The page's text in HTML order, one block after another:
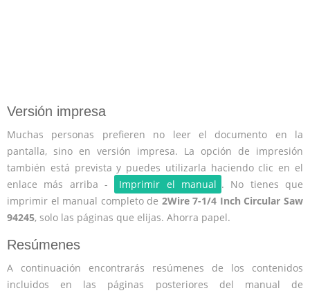
Versión impresa
Muchas personas prefieren no leer el documento en la
pantalla, sino en versión impresa. La opción de impresión
también está prevista y puedes utilizarla haciendo clic en el
enlace más arriba -
Imprimir el manual . No tienes que
imprimir el manual completo de 2Wire 7-1/4 Inch Circular Saw
94245, solo las páginas que elijas. Ahorra papel.
Resúmenes
A continuación encontrarás resúmenes de los contenidos
incluidos en las páginas posteriores del manual de